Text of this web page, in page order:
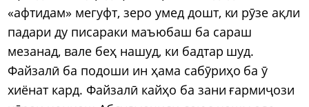
«афтидам» мегуфт, зеро умед дошт, ки рӯзе ақли
падари ду писараки маъюбаш ба сараш
мезанад, вале беҳ нашуд, ки бадтар шуд.
Файзалӣ ба подоши ин ҳама сабӯриҳо ба ӯ
хиёнат кард. Файзалӣ кайҳо ба зани ғармиҷози